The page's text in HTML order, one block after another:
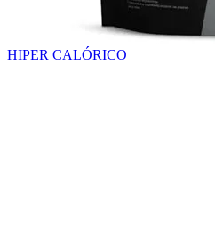
HIPER CALÓRICO